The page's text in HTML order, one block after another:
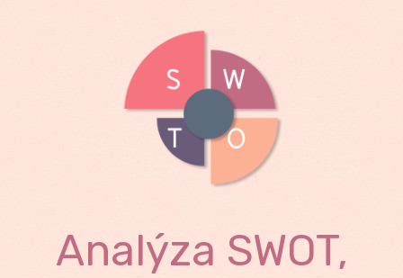
Analýza SWOT,